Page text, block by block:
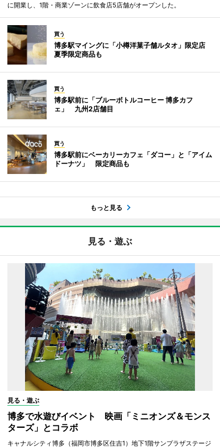
に開業し、1階・商業ゾーンに飲食店5店舗がオープンした。
買う
博多駅マイングに「小樽洋菓子舗ルタオ」限定店
夏季限定商品も
買う
博多駅前に「ブルーボトルコーヒー 博多カフ
ェ」 九州2店舗目
買う
博多駅前にベーカリーカフェ「ダコー」と「アイム
ドーナツ」 限定商品も
もっと見る
見る・遊ぶ
見る・遊ぶ
博多で水遊びイベント 映画「ミニオンズ＆モンス
ターズ」とコラボ
キャナルシティ博多（福岡市博多区住吉1）地下1階サンプラザステージ